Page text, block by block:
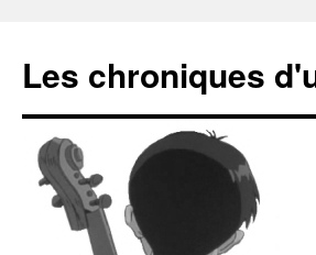
Les chroniques